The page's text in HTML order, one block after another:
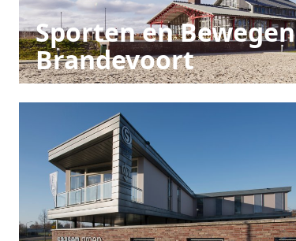
Sporten en Bewegen
Brandevoort